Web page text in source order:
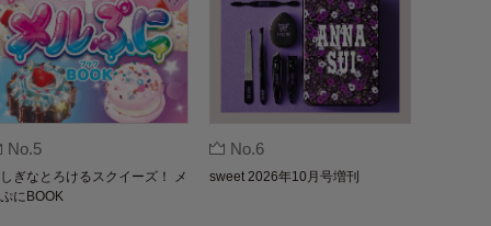
No.5
ぎなとろけるスクイーズ！ メ
にBOOK
No.6
sweet 2026年10月号増刊